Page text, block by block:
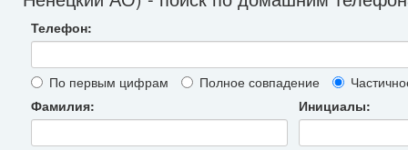
Телефон:
По первым цифрам Полное совпадение
Фамилия:
Инициалы: